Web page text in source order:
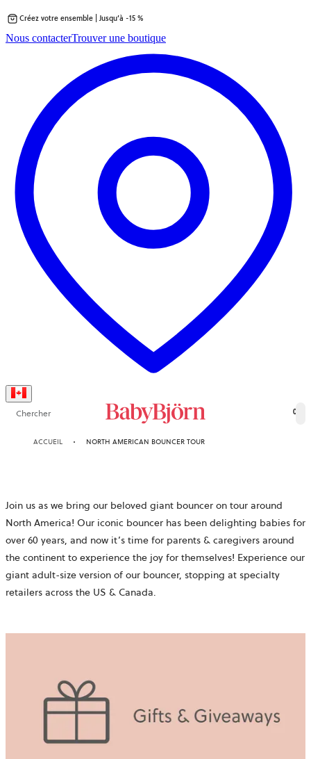
au
Créez votre ensemble | Jusqu’à -15 %
Nous contacterTrouver une boutique
Chercher 0
ACCUEIL NORTH AMERICAN BOUNCER TOUR
Join us as we bring our beloved giant bouncer on tour around
North America! Our iconic bouncer has been delighting babies for
over 60 years, and now it’s time for parents & caregivers around
the continent to experience the joy for themselves! Experience our
giant adult-size version of our bouncer, stopping at specialty
retailers across the US & Canada.